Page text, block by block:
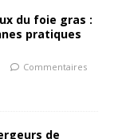
du foie gras :
pratiques
Commentaires
de